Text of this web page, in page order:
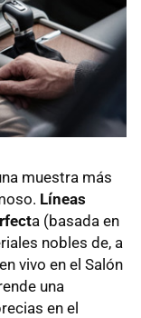
muestra más
Líneas
a (basada en
nobles de, a
vivo en el Salón
una
en el